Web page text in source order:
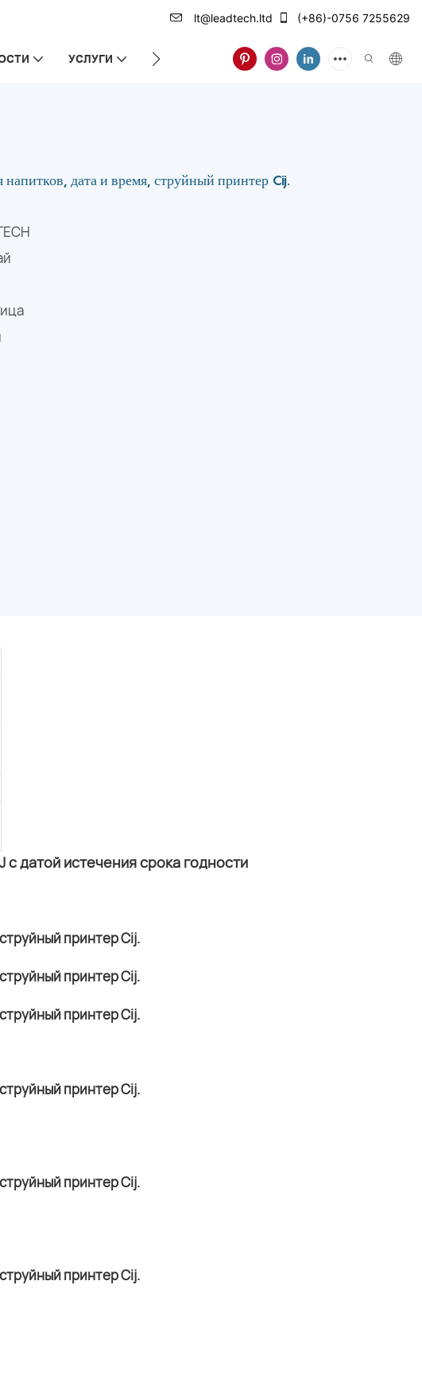
lt@leadtech.ltd (+86)-0756 7255629
УСЛУГИ О НАС
дата и время, струйный принтер Cij.
с датой истечения срока годности